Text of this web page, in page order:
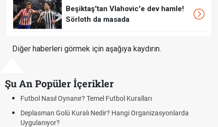
Beşiktaş'tan Vlahovic'e dev hamle!
Sörloth da masada
Diğer haberleri görmek için aşağıya kaydırın.
Şu An Popüler İçerikler
Futbol Nasıl Oynanır? Temel Futbol Kuralları
Deplasman Golü Kuralı Nedir? Hangi Organizasyonlarda
Uygulanıyor?